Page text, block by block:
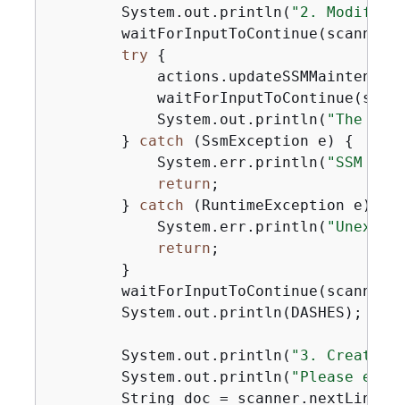
        System.out.println(
"2. Modify
try
{
            System.out.println(
"The
        }
catch (SsmException e) {
            System.err.println(
"SSM
return ;
        }
catch (RuntimeException e)
            System.err.println(
return ;
        }
        System.out.println(DASHES);
        System.out.println(
"3. Create
        System.out.println(
"Please
String doc =